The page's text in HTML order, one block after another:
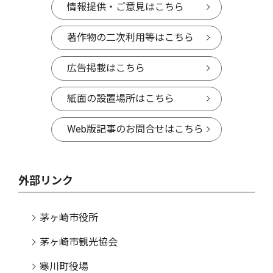
情報提供・ご意見はこちら
著作物の二次利用等はこちら
広告掲載はこちら
紙面の設置場所はこちら
Web版記事のお問合せはこちら
外部リンク
茅ヶ崎市役所
茅ヶ崎市観光協会
寒川町役場